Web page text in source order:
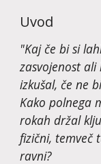
Uvod
"Kaj če bi si
zasvojenost
izkušal, če ne
Kako polnega
rokah držal
fizični, temveč
ravni?